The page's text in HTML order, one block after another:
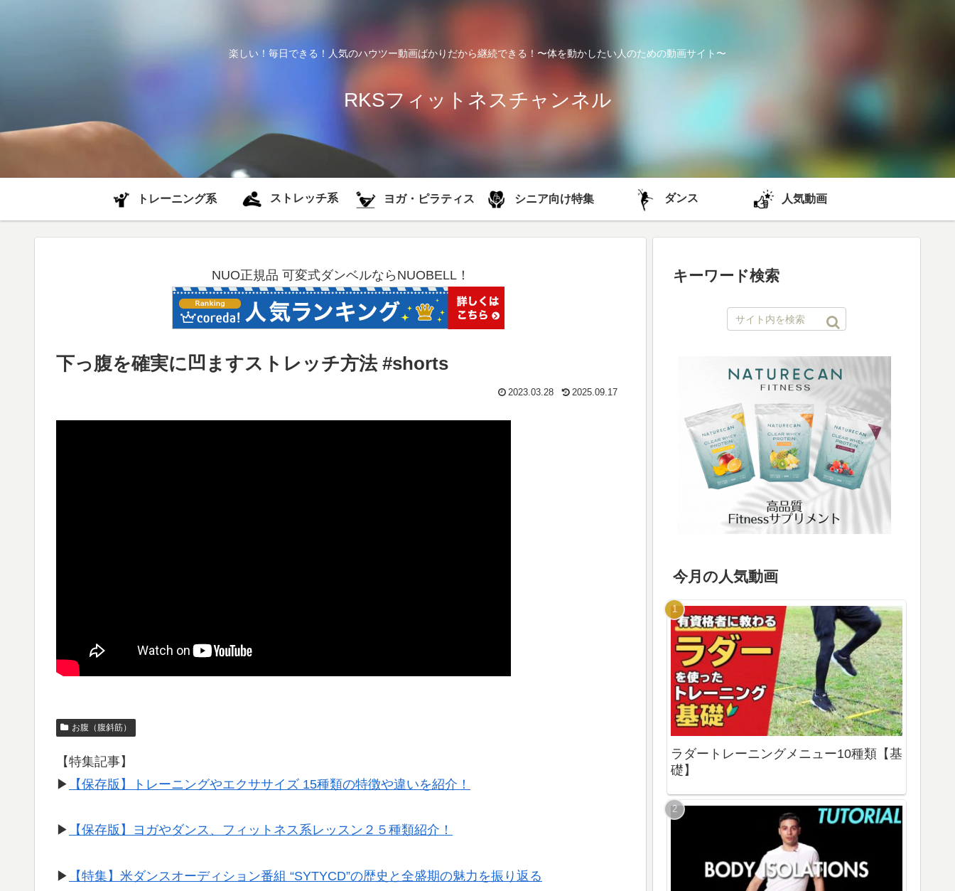
楽しい！毎日できる！人気のハウツー動画ばかりだから継続できる！〜体を動かしたい人のための動画サイト〜
RKSフィットネスチャンネル
トレーニング系 ストレッチ系 ヨガ・ピラティス シニア向け特集 ダンス 人気動画
NUO正規品 可変式ダンベルならNUOBELL！
下っ腹を確実に凹ますストレッチ方法 #shorts
2023.03.28 2025.09.17
お腹（腹斜筋）
【特集記事】
▶︎
【保存版】トレーニングやエクササイズ 15種類の特徴や違いを紹介！
▶︎ 【保存版】ヨガやダンス、フィットネス系レッスン２５種類紹介！
▶︎ 【特集】米ダンスオーディション番組 “SYTYCD”の歴史と全盛期の魅力を振り返る
キーワード検索
今月の人気動画
ラダートレーニングメニュー10種類【基
礎】